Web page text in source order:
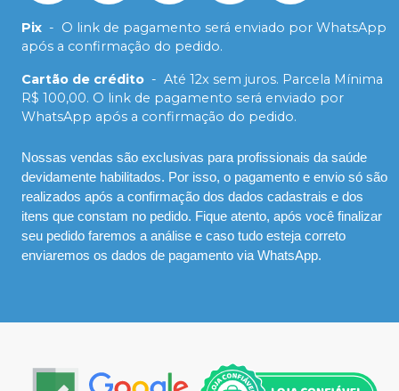
Pix - O link de pagamento será enviado por WhatsApp
após a confirmação do pedido.
Cartão de crédito - Até 12x sem juros. Parcela Mínima
R$ 100,00. O link de pagamento será enviado por
WhatsApp após a confirmação do pedido.
Nossas vendas são exclusivas para profissionais da saúde
devidamente habilitados. Por isso, o pagamento e envio só são
realizados após a confirmação dos dados cadastrais e dos
itens que constam no pedido. Fique atento, após você finalizar
seu pedido faremos a análise e caso tudo esteja correto
enviaremos os dados de pagamento via WhatsApp.